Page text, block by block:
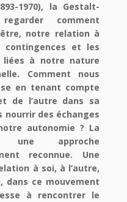
1970), la Gestalt-
comment
notre relation à
contingences et les
liées à notre nature
Comment nous
en tenant compte
de l’autre dans sa
nourrir des échanges
autonomie ? La
une approche
reconnue. Une
à soi, à l’autre,
dans ce mouvement
à rencontrer le